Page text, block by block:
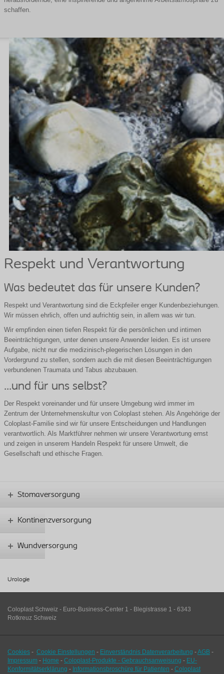
schaffen.
Respekt und Verantwortung
Was bedeutet das für unsere Kunden?
Respekt und Verantwortung sind die Eckpfeiler enger Kundenbeziehungen.
Wir müssen ehrlich, offen und aufrichtig sein, in allem was wir tun.
Wir empfinden einen tiefen Respekt für die persönlichen und intimen
Beeinträchtigungen, unter denen unsere Anwender leiden. Es ist unsere
Aufgabe, nicht nur die medizinisch-plegerischen Lösungen in den
Vordergrund zu stellen, sondern auch die mit diesen Beeinträchtigungen
verbundenen Traumata und Tabus abzubauen.
...und für uns selbst?
Der Respekt voreinander und für unsere Umgebung wird immer im
Zentrum der Unternehmenskultur von Coloplast stehen. Als Angehörige der
Coloplast-Familie sind wir für unsere Entscheidungen und Handlungen
verantwortlich. Als Marktführer nehmen wir unsere Verantwortung ernst
und zeigen in unserem Handeln Respekt für unsere Umwelt, die
Gesellschaft und ethische Fragen.
Stomaversorgung
Kontinenzversorgung
Wundversorgung
Urologie
Coloplast Schweiz - Euro-Business-Center 1 - Blegistrasse 1 - 6343
Rotkreuz Schweiz
Cookies - Cookie Einstellungen - Einverständnis Datenverarbeitung -AGB -
Impressum - Home - Coloplast-Produkte - Gebrauchsanweisung - EU-
Konformitätserklärung - Informationsbroschüre für Patienten - Coloplast